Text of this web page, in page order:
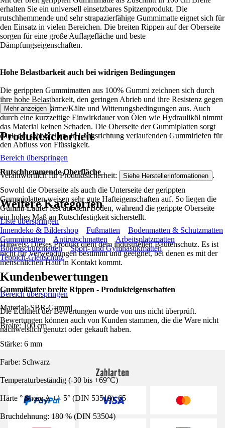
erhalten Sie ein universell einsetzbares Spitzenprodukt. Die
rutschhemmende und sehr strapazierfähige Gummimatte eignet sich für
den Einsatz in vielen Bereichen. Die breiten Rippen auf der Oberseite
sorgen für eine große Auflagefläche und beste
Dämpfungseigenschaften.
Hohe Belastbarkeit auch bei widrigen Bedingungen
Die gerippten Gummimatten aus 100% Gummi zeichnen sich durch
ihre hohe Belastbarkeit, den geringen Abrieb und ihre Resistenz gegen
Feuchtigkeit, Wärme/Kälte und Witterungsbedingungen aus. Auch
durch eine kurzzeitige Einwirkdauer von Ölen wie Hydrauliköl nimmt
das Material keinen Schaden. Die Oberseite der Gummiplatten sorgt
dank der sehr breiten, in Längsrichtung verlaufenden Gummiriefen für
den Abfluss von Flüssigkeit.
Rutschhemmende Oberfläche
Sowohl die Oberseite als auch die Unterseite der gerippten
Gummiplatten weisen sehr gute Hafteigenschaften auf. So liegen die
Gummi-Läufer fest auf dem Boden, während die gerippte Oberseite
ein hohes Maß an Rutschfestigkeit sicherstellt.
Hinweis: Dieses Produkt dient dem industriellen Bautenschutz. Es ist
nicht für Verwendungen bestimmt und geeignet, bei denen es mit der
menschlichen Haut in Kontakt kommt.
Gummiläufer breite Rippen - Produkteigenschaften
Material: SBR-Gummi
Breite: 100 cm
Stärke: 6 mm
Farbe: Schwarz
Temperaturbeständig (-30 bis +69°C)
Härte ° Shore A +/- 5° (DIN 53519): 65
Bruchdehnung: 180 % (DIN 53504)
Mehr anzeigen
Produktsicherheit
Bereich überspringen
Verantwortlich für Produktsicherheit: Siehe Herstellerinformationen .
Weitere Kategorien
Liste überspringen
Innendeko & Bildershop
Fußmatten
Bodenmatten & Schutzmatten
Gummimatten
Antirutschmatten
Arbeitsplatzmatten
Bodenschutzmatten
Sport- und Gymnastikmatten
Teppich-Gleitschutz
Kundenbewertungen
Bereich überspringen
Die Echtheit der Bewertungen wurde von uns nicht überprüft.
Bewertungen können auch von Kunden stammen, die die Ware nicht
nachweislich genutzt oder gekauft haben.
Zahlarten